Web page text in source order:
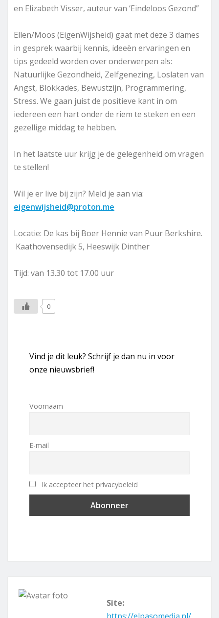
en Elizabeth Visser, auteur van ‘Eindeloos Gezond”
Ellen/Moos (EigenWijsheid) gaat met deze 3 dames
in gesprek waarbij kennis, ideeën ervaringen en
tips gedeeld worden over onderwerpen als:
Natuurlijke Gezondheid, Zelfgenezing, Loslaten van
Angst, Blokkades, Bewustzijn, Programmering,
Stress. We gaan juist de positieve kant in om
iedereen een hart onder de riem te steken en een
gezellige middag te hebben.
In het laatste uur krijg je de gelegenheid om vragen
te stellen!
Wil je er live bij zijn? Meld je aan via:
eigenwijsheid@proton.me
Locatie: De kas bij Boer Hennie van Puur Berkshire.
Kaathovensedijk 5, Heeswijk Dinther
Tijd: van 13.30 tot 17.00 uur
0
Vind je dit leuk? Schrijf je dan nu in voor
onze nieuwsbrief!
Voornaam
E-mail
Ik accepteer het privacybeleid
Site: